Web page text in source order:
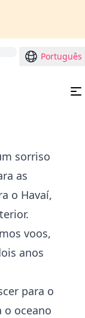
Português
sorriso
as
o Havaí,
voos,
anos
para o
o oceano